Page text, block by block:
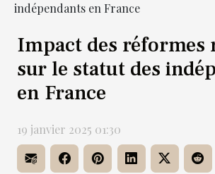
indépendants en France
Impact des réformes
sur le statut des
en France
19 janvier 2025 01:30